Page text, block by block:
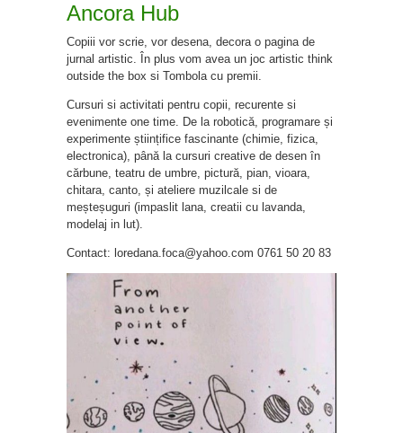
Ancora Hub
Copiii vor scrie, vor desena, decora o pagina de
jurnal artistic. În plus vom avea un joc artistic think
outside the box si Tombola cu premii.
Cursuri si activitati pentru copii, recurente si
evenimente one time. De la robotică, programare și
experimente științifice fascinante (chimie, fizica,
electronica), până la cursuri creative de desen în
cărbune, teatru de umbre, pictură, pian, vioara,
chitara, canto, și ateliere muzilcale si de
meșteșuguri (impaslit lana, creatii cu lavanda,
modelaj in lut).
Contact: loredana.foca@yahoo.com 0761 50 20 83